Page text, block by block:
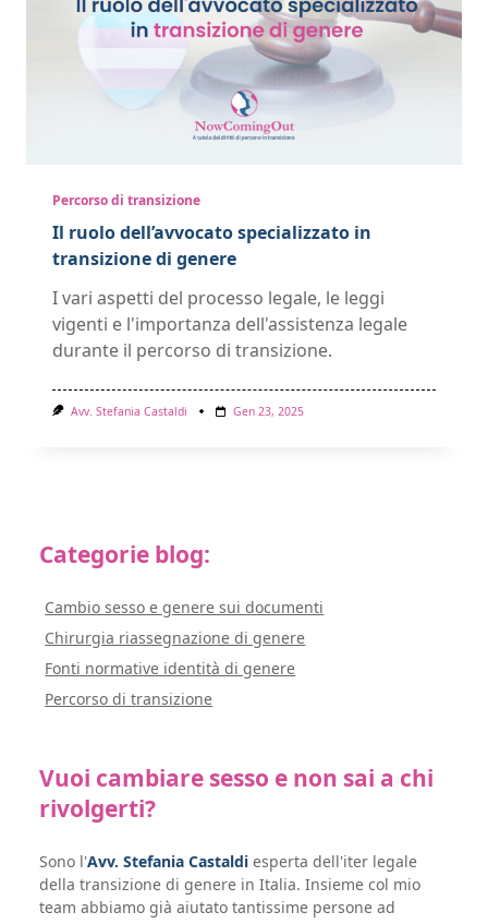
Percorso di transizione
Il ruolo dell’avvocato specializzato in
transizione di genere
I vari aspetti del processo legale, le leggi
vigenti e l'importanza dell'assistenza legale
durante il percorso di transizione.
Avv. Stefania Castaldi Gen 23, 2025
Categorie blog:
Cambio sesso e genere sui documenti
Chirurgia riassegnazione di genere
Fonti normative identità di genere
Percorso di transizione
Vuoi cambiare sesso e non sai a chi
rivolgerti?
Sono l'Avv. Stefania Castaldi esperta dell'iter legale
della transizione di genere in Italia. Insieme col mio
team abbiamo già aiutato tantissime persone ad